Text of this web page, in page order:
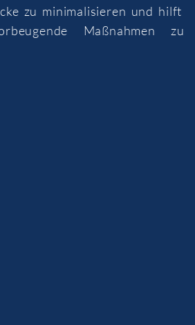
zu minimalisieren und hilft
Maßnahmen zu